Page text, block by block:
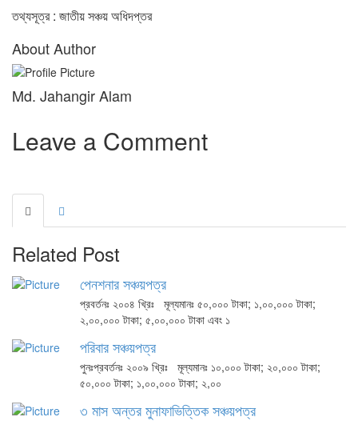
তথ্যসূত্র : জাতীয় সঞ্চয় অধিদপ্তর
About Author
Md. Jahangir Alam
Leave a Comment
Related Post
পেনশনার সঞ্চয়পত্র
প্রবর্তনঃ ২০০৪ খ্রিঃ মূল্যমানঃ ৫০,০০০ টাকা; ১,০০,০০০ টাকা;
২,০০,০০০ টাকা; ৫,০০,০০০ টাকা এবং ১
পরিবার সঞ্চয়পত্র
পুনঃপ্রবর্তনঃ ২০০৯ খ্রিঃ মূল্যমানঃ ১০,০০০ টাকা; ২০,০০০ টাকা;
৫০,০০০ টাকা; ১,০০,০০০ টাকা; ২,০০
৩ মাস অন্তর মুনাফাভিত্তিক সঞ্চয়পত্র